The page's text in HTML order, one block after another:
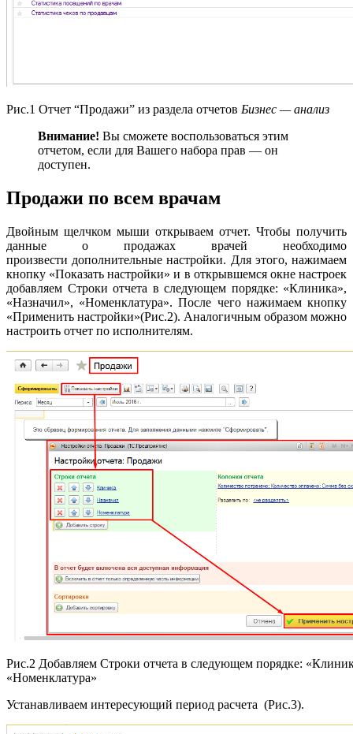
Рис.1 Отчет “Продажи” из раздела отчетов Бизнес — анализ
Внимание! Вы сможете воспользоваться этим
отчетом, если для Вашего набора прав — он
доступен.
Продажи по всем врачам
Двойным щелчком мыши открываем отчет. Чтобы получить
данные о продажах врачей необходимо
произвести дополнительные настройки. Для этого, нажимаем
кнопку «Показать настройки» и в открывшемся окне настроек
добавляем Строки отчета в следующем порядке: «Клиника»,
«Назначил», «Номенклатура». После чего нажимаем кнопку
«Применить настройки»(Рис.2). Аналогичным образом можно
настроить отчет по исполнителям.
Рис.2 Добавляем Строки отчета в следующем порядке:
«Номенклатура»
Устанавливаем интересующий период расчета (Рис.3).